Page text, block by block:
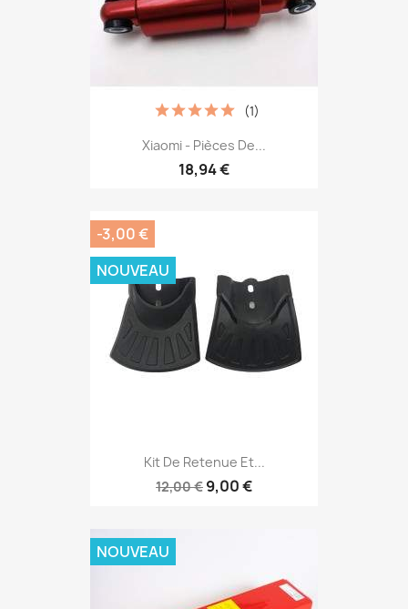
Xiaomi - Pièces De...
18,94 €
(1)
Kit De Retenue Et...
12,00 € 9,00 €
-3,00 €
NOUVEAU
NOUVEAU